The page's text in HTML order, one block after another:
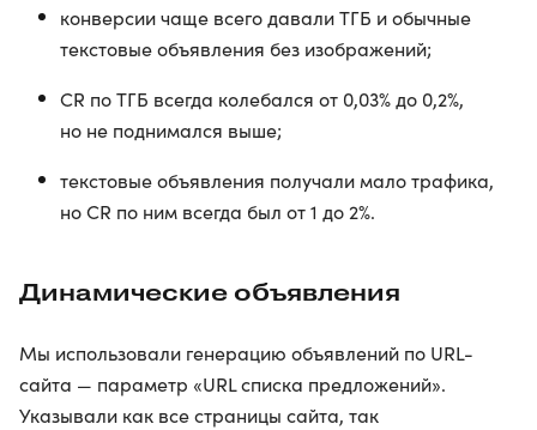
конверсии чаще всего давали ТГБ и обычные
текстовые объявления без изображений;
CR по ТГБ всегда колебался от 0,03% до 0,2%,
но не поднимался выше;
текстовые объявления получали мало трафика,
но CR по ним всегда был от 1 до 2%.
Динамические объявления
Мы использовали генерацию объявлений по URL-
сайта — параметр «URL списка предложений».
Указывали как все страницы сайта, так